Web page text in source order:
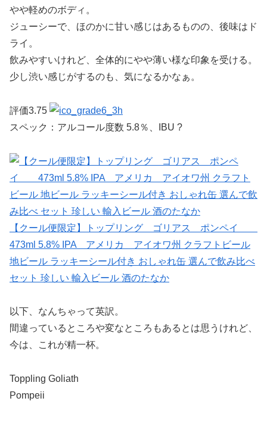
やや軽めのボディ。
ジューシーで、ほのかに甘い感じはあるものの、後味はド
ライ。
飲みやすいけれど、全体的にやや薄い様な印象を受ける。
少し渋い感じがするのも、気になるかなぁ。
評価3.75
スペック：アルコール度数 5.8％、IBU ?
【クール便限定】トップリング ゴリアス ポンペイ
473ml 5.8% IPA アメリカ アイオワ州 クラフトビール
地ビール ラッキーシール付き おしゃれ缶 選んで飲み比べ
セット 珍しい 輸入ビール 酒のたなか
以下、なんちゃって英訳。
間違っているところや変なところもあるとは思うけれど、
今は、これが精一杯。
Toppling Goliath
Pompeii